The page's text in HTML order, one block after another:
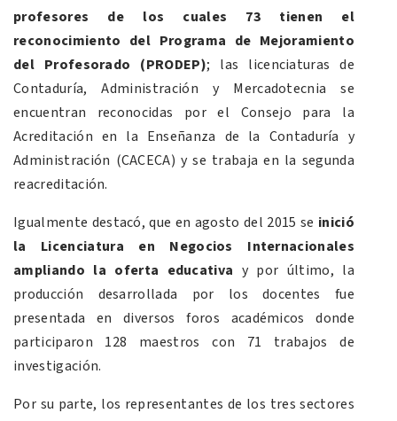
profesores de los cuales 73 tienen el
reconocimiento del Programa de Mejoramiento
del Profesorado (PRODEP); las licenciaturas de
Contaduría, Administración y Mercadotecnia se
encuentran reconocidas por el Consejo para la
Acreditación en la Enseñanza de la Contaduría y
Administración (CACECA) y se trabaja en la segunda
reacreditación.
Igualmente destacó, que en agosto del 2015 se inició
la Licenciatura en Negocios Internacionales
ampliando la oferta educativa y por último, la
producción desarrollada por los docentes fue
presentada en diversos foros académicos donde
participaron 128 maestros con 71 trabajos de
investigación.
Por su parte, los representantes de los tres sectores